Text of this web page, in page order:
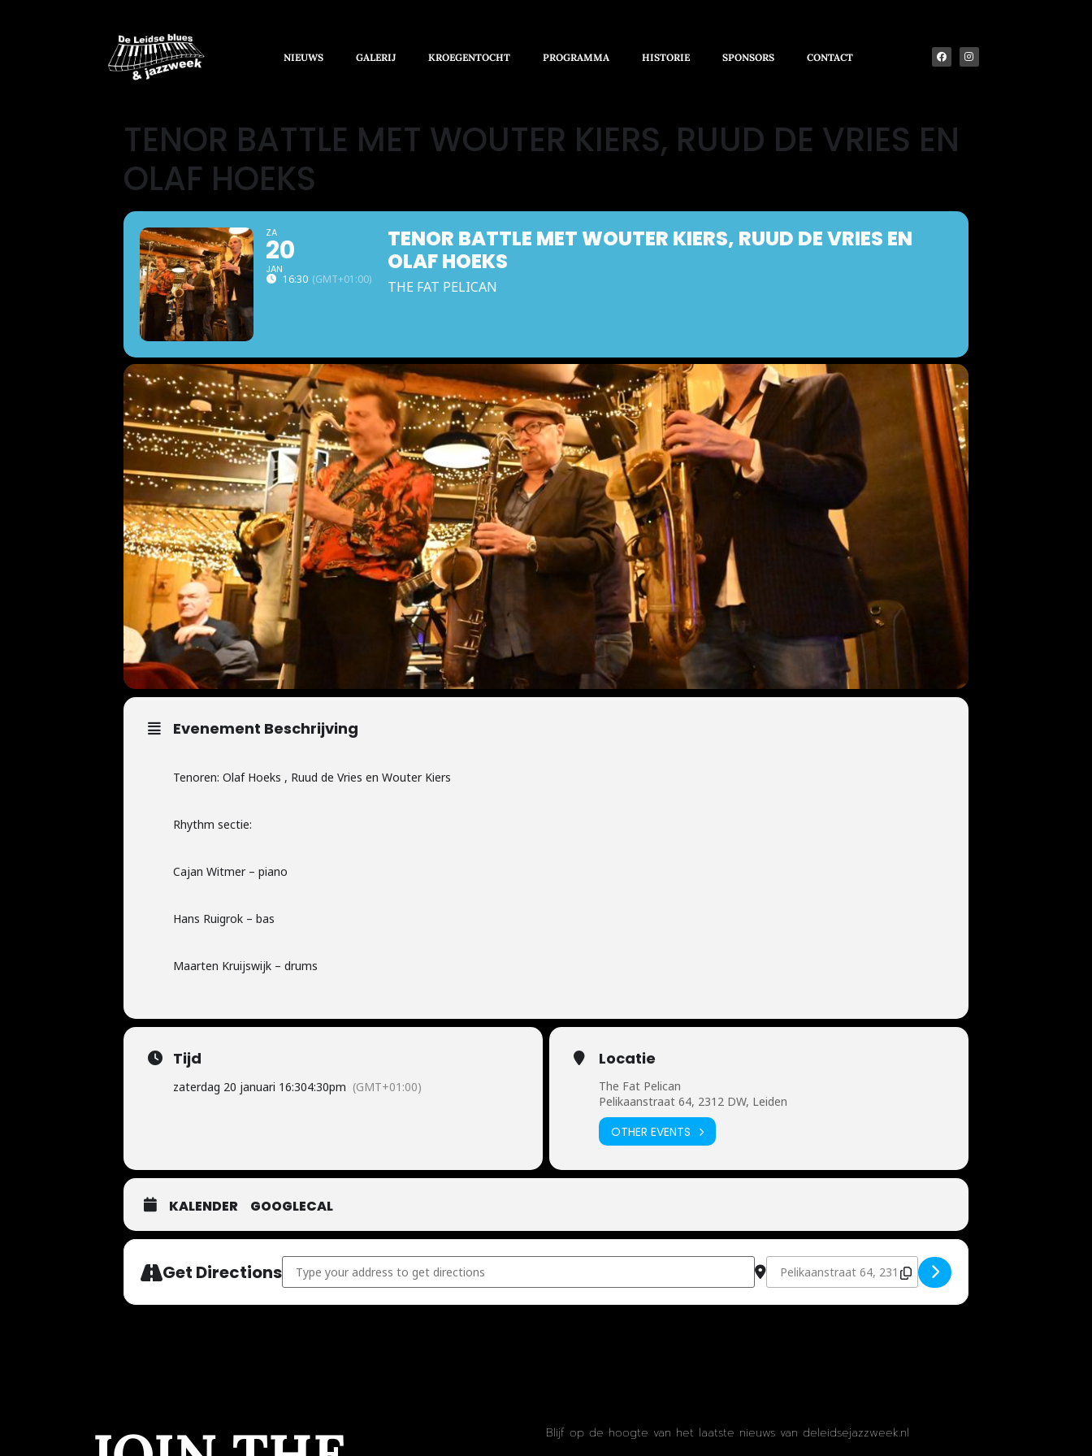
NIEUWS GALERIJ KROEGENTOCHT PROGRAMMA HISTORIE SPONSORS CONTACT
TENOR BATTLE MET WOUTER KIERS, RUUD DE VRIES EN
OLAF HOEKS
ZA
20
JAN
16:30 (GMT+01:00)
TENOR BATTLE MET WOUTER KIERS, RUUD DE VRIES EN
OLAF HOEKS
THE FAT PELICAN
Evenement Beschrijving
Tenoren: Olaf Hoeks , Ruud de Vries en Wouter Kiers
Rhythm sectie:
Cajan Witmer – piano
Hans Ruigrok – bas
Maarten Kruijswijk – drums
Tijd
zaterdag 20 januari 16:304:30pm (GMT+01:00)
Locatie
The Fat Pelican
Pelikaanstraat 64, 2312 DW, Leiden
OTHER EVENTS
KALENDER GOOGLECAL
Get DirectionsAddress - Tenor battle met Wouter Kiers, Ruud de Vries en Olaf Hoeks [0w6KnOdGX] Destination Address - Tenor battle met Wouter Kiers, Ruud
Blijf op de hoogte van het laatste nieuws van deleidsejazzweek.nl